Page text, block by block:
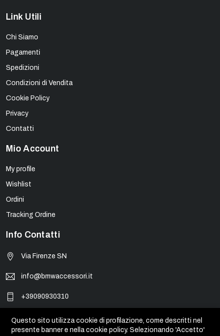
Link Utili
Chi Siamo
Pagamenti
Spedizioni
Condizioni di Vendita
Cookie Policy
Privacy
Contatti
Mio Account
My profile
Wishlist
Ordini
Tracking Ordine
Info Contatti
Via Firenze SN
info@bmwaccessori.it
+39090930310
© BMW Accessori - PIVA 01931450835. Tutti i marchi, loghi e
Questo sito utilizza cookie di profilazione, come descritti nel
presente banner e nella cookie policy. Selezionando 'Accetto'